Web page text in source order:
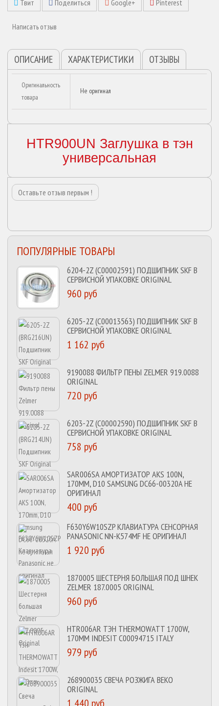
Твит Поделиться Google+ Pinterest
Написать отзыв
ОПИСАНИЕ ХАРАКТЕРИСТИКИ ОТЗЫВЫ
Оригинальность
товара
Не оригинал
HTR900UN Заглушка в тэн
универсальная
Оставьте отзыв первым !
ПОПУЛЯРНЫЕ ТОВАРЫ
6204-2Z (C00002591) ПОДШИПНИК SKF В
СЕРВИСНОЙ УПАКОВКЕ ORIGINAL
960 руб
6205-2Z (C00013563) ПОДШИПНИК SKF В
СЕРВИСНОЙ УПАКОВКЕ ORIGINAL
1 162 руб
9190088 ФИЛЬТР ПЕНЫ ZELMER 919.0088
ORIGINAL
720 руб
6203-2Z (C00002590) ПОДШИПНИК SKF В
СЕРВИСНОЙ УПАКОВКЕ ORIGINAL
758 руб
SAR006SA АМОРТИЗАТОР AKS 100N,
170MM, D10 SAMSUNG DC66-00320A НЕ
ОРИГИНАЛ
400 руб
F630Y6W10SZP КЛАВИАТУРА СЕНСОРНАЯ
PANASONIC NN-K574MF НЕ ОРИГИНАЛ
1 920 руб
1870005 ШЕСТЕРНЯ БОЛЬШАЯ ПОД ШНЕК
ZELMER 187.0005 ORIGINAL
960 руб
HTR006AR ТЭН THERMOWATT 1700W,
170MM INDESIT C00094715 ITALY
979 руб
268900035 СВЕЧА РОЗЖИГА BEKO
ORIGINAL
1 440 руб